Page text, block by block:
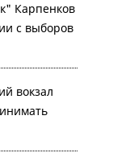
Карпенков
с выборов
вокзал